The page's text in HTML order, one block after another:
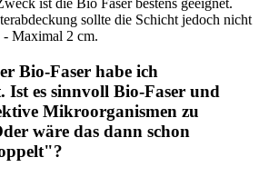
ist die Bio Faser bestens geeignet.
sollte die Schicht jedoch nicht
- Maximal 2 cm.
Bio-Faser habe ich
Ist es sinnvoll Bio-Faser und
Mikroorganismen zu
wäre das dann schon